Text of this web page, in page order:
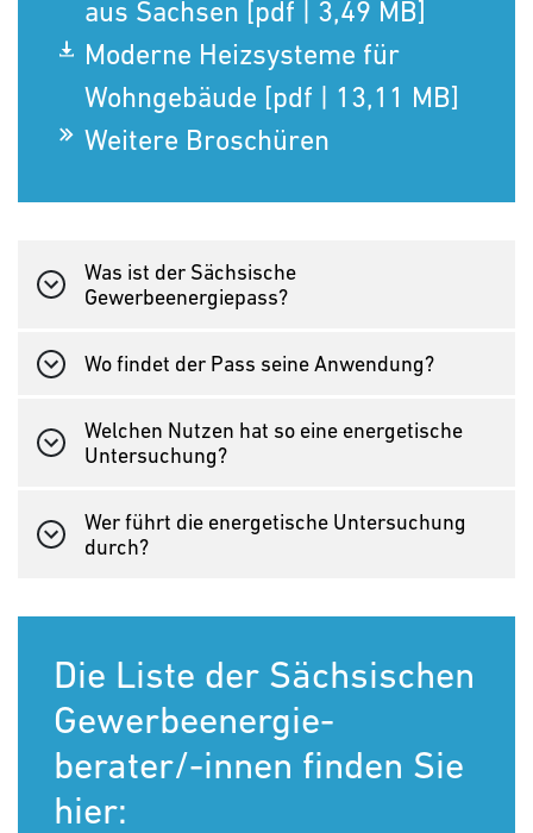
aus Sachsen [pdf | 3,49 MB]
Moderne Heizsysteme für
Wohngebäude [pdf | 13,11 MB]
Weitere Broschüren
Was ist der Sächsische
Gewerbeenergiepass?
Wo findet der Pass seine Anwendung?
Welchen Nutzen hat so eine energetische
Untersuchung?
Wer führt die energetische Untersuchung
durch?
Die Liste der Sächsischen
Gewerbeenergie-
berater/-innen finden Sie
hier: